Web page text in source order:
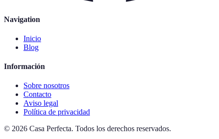
Navigation
Inicio
Blog
Información
Sobre nosotros
Contacto
Aviso legal
Política de privacidad
© 2026 Casa Perfecta. Todos los derechos reservados.